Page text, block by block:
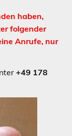
haben,
folgender
Anrufe, nur
+49 178